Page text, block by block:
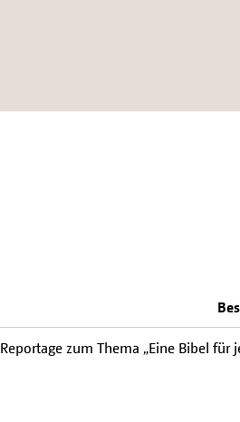
Reportage zum Thema „Eine Bibel für